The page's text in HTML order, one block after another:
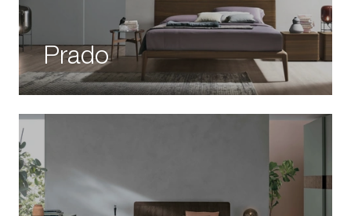
Prado